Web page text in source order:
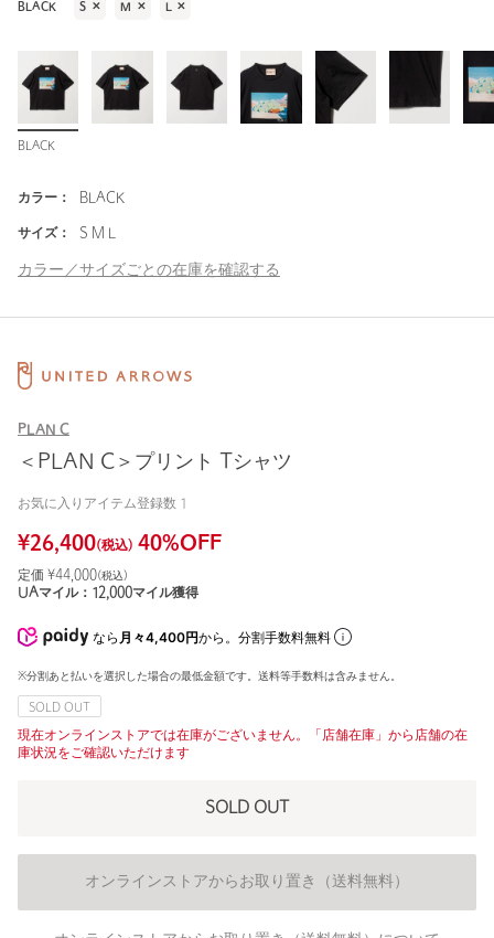
BLACK S ✕ M ✕ L ✕
BLACK
カラー： BLACK
サイズ： S M L
カラー／サイズごとの在庫を確認する
PLAN C
＜PLAN C＞プリント Tシャツ
お気に入りアイテム登録数 1
¥26,400(税込) 40%OFF
定価 ¥44,000(税込)
UAマイル： 12,000マイル獲得
なら 月々4,400円から。分割手数料無料
※分割あと払いを選択した場合の最低金額です。送料等手数料は含みません。
SOLD OUT
現在オンラインストアでは在庫がございません。「店舗在庫」から店舗の在
庫状況をご確認いただけます
SOLD OUT
オンラインストアからお取り置き（送料無料）